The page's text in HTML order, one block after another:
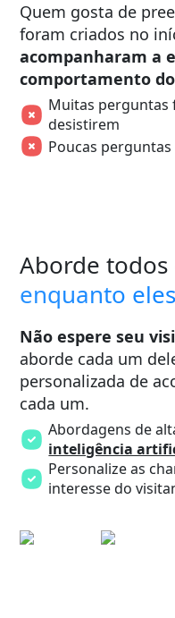
Quem gosta de
foram criados no
acompanharam a
comportamento
Muitas perguntas
desistirem
Poucas
Aborde todos
enquanto
Não espere seu
aborde cada um
personalizada de
cada um.
Abordagens de
inteligência
Personalize as
interesse do